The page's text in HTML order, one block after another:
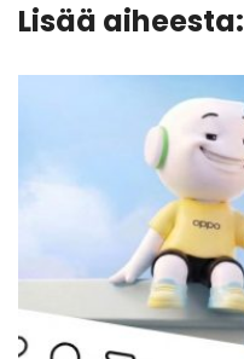
Lisää aiheesta: